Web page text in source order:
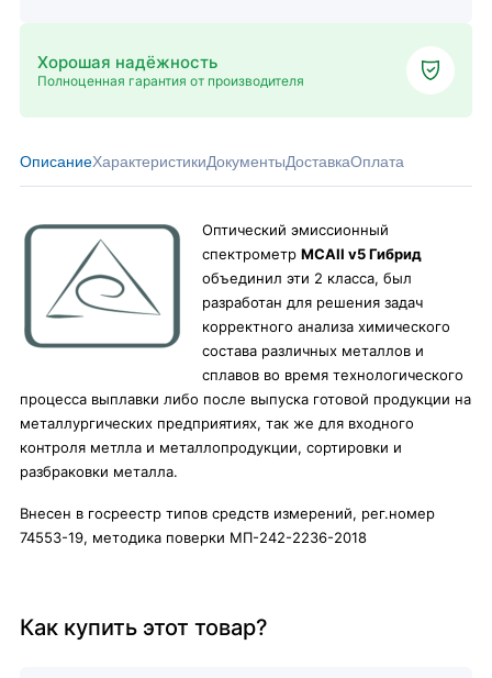
Хорошая надёжность
Полноценная гарантия от производителя
ОписаниеХарактеристикиДокументыДоставкаОплата
Оптический эмиссионный
спектрометр МСАII v5 Гибрид
объединил эти 2 класса, был
разработан для решения задач
корректного анализа химического
состава различных металлов и
сплавов во время технологического
процесса выплавки либо после выпуска готовой продукции на
металлургических предприятиях, так же для входного
контроля метлла и металлопродукции, сортировки и
разбраковки металла.
Внесен в госреестр типов средств измерений, рег.номер
74553-19, методика поверки МП-242-2236-2018
Как купить этот товар?